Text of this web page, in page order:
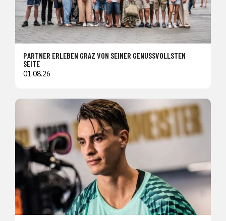
PARTNER ERLEBEN GRAZ VON SEINER GENUSSVOLLSTEN
SEITE
01.08.26